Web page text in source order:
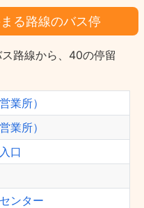
る路線のバス停
路線から、40の停留
業所）
業所）
口
ンター